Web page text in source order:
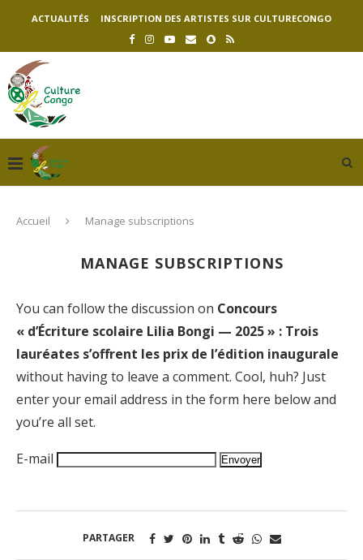
ACTUALITÉS INSCRIPTION DES ARTISTES SUR CULTURECONGO
Accueil Manage subscriptions
MANAGE SUBSCRIPTIONS
You can follow the discussion on Concours
« d’Écriture scolaire Lilia Bongi — 2025 » : Trois
lauréates s’offrent les prix de l’édition inaugurale
without having to leave a comment. Cool, huh? Just
enter your email address in the form here below and
you’re all set.
E-mail
PARTAGER